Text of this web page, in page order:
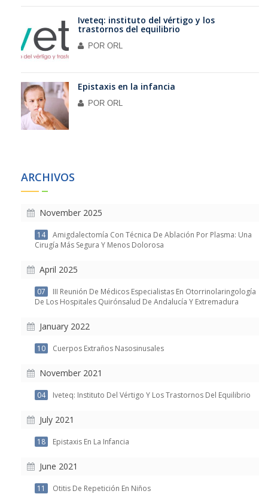
Iveteq: instituto del vértigo y los
trastornos del equilibrio
POR ORL
Epistaxis en la infancia
POR ORL
ARCHIVOS
November 2025
14
Amigdalectomía Con Técnica De Ablación Por Plasma: Una
Cirugía Más Segura Y Menos Dolorosa
April 2025
07
III Reunión De Médicos Especialistas En Otorrinolaringología
De Los Hospitales Quirónsalud De Andalucía Y Extremadura
January 2022
10 Cuerpos Extraños Nasosinusales
November 2021
04 Iveteq: Instituto Del Vértigo Y Los Trastornos Del Equilibrio
July 2021
18 Epistaxis En La Infancia
June 2021
11 Otitis De Repetición En Niños